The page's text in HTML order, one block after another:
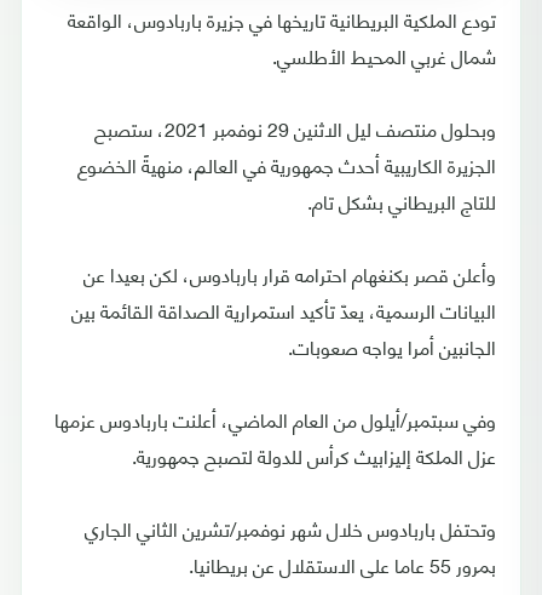
تودع الملكية البريطانية تاريخها في جزيرة باربادوس، الواقعة
شمال غربي المحيط الأطلسي.
وبحلول منتصف ليل الاثنين 29 نوفمبر 2021، ستصبح
الجزيرة الكاريبية أحدث جمهورية في العالم، منهيةً الخضوع
للتاج البريطاني بشكل تام.
وأعلن قصر بكنغهام احترامه قرار باربادوس، لكن بعيدا عن
البيانات الرسمية، يعدّ تأكيد استمرارية الصداقة القائمة بين
الجانبين أمرا يواجه صعوبات.
وفي سبتمبر/أيلول من العام الماضي، أعلنت باربادوس عزمها
عزل الملكة إليزابيث كرأس للدولة لتصبح جمهورية.
وتحتفل باربادوس خلال شهر نوفمبر/تشرين الثاني الجاري
بمرور 55 عاما على الاستقلال عن بريطانيا.